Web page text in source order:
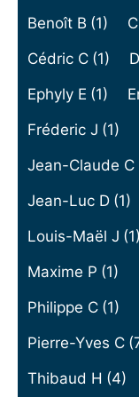
Benoît B (1)
Cédric C (1)
Ephyly E (1)
Fréderic J (1)
Jean-Claude C
Jean-Luc D (1)
Louis-Maël J (1)
Maxime P (1)
Philippe C (1)
Pierre-Yves C
Thibaud H (4)